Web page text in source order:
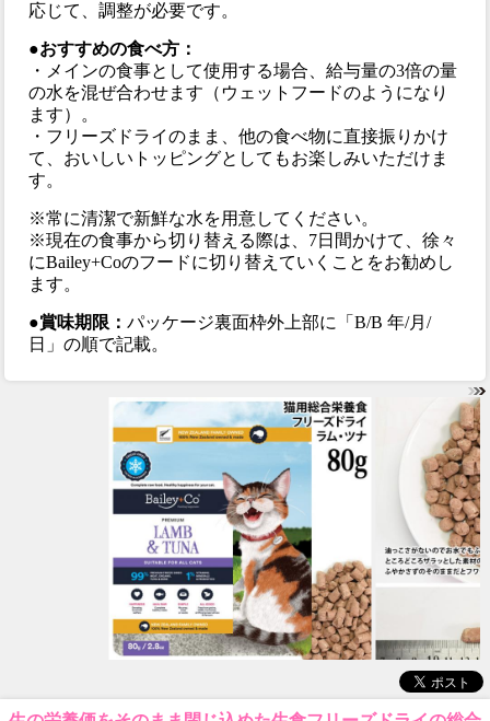
応じて、調整が必要です。
●おすすめの食べ方：
・メインの食事として使用する場合、給与量の3倍の量
の水を混ぜ合わせます（ウェットフードのようになり
ます）。
・フリーズドライのまま、他の食べ物に直接振りかけ
て、おいしいトッピングとしてもお楽しみいただけま
す。
※常に清潔で新鮮な水を用意してください。
※現在の食事から切り替える際は、7日間かけて、徐々
にBailey+Coのフードに切り替えていくことをお勧めし
ます。
●賞味期限：パッケージ裏面枠外上部に「B/B 年/月/
日」の順で記載。